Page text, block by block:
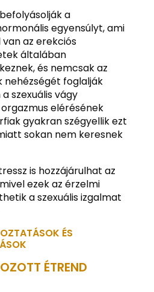
a
egyensúlyt, ami
az erekciós
általában
és nemcsak az
nehézségét foglalják
szexuális vágy
elérésének
gyakran szégyellik ezt
sokan nem keresnek
is hozzájárulhat az
ezek az érzelmi
a szexuális izgalmat
ÉS
ÉTREND